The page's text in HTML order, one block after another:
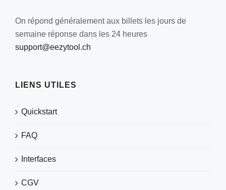
On répond généralement aux billets les jours de
semaine réponse dans les 24 heures
support@eezytool.ch
LIENS UTILES
Quickstart
FAQ
Interfaces
CGV